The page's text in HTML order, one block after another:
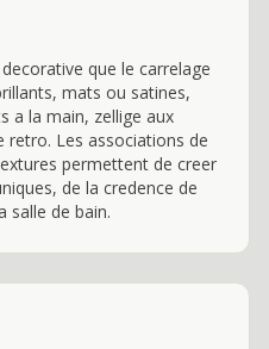
que le carrelage
mats ou satines,
a la main, zellige aux
Les associations de
permettent de creer
de la credence de
salle de bain.